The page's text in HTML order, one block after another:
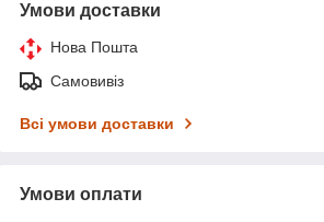
Умови доставки
Нова Пошта
Самовивіз
Всі умови доставки
Умови оплати